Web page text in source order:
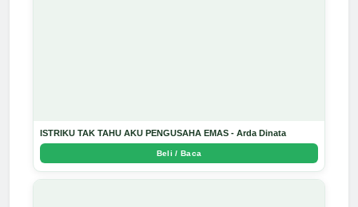
ISTRIKU TAK TAHU AKU PENGUSAHA EMAS - Arda Dinata
Beli / Baca